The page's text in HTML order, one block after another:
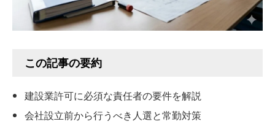
この記事の要約
建設業許可に必須な責任者の要件を解説
会社設立前から行うべき人選と常勤対策